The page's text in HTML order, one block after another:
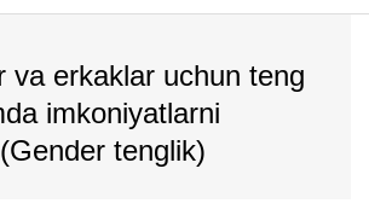
va erkaklar uchun teng
imkoniyatlarni
tenglik)